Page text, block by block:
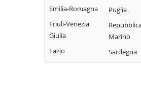
Bedulita
Berbenno
Bergamo
Fuipiano
Imagna
Gandellino
Gandino
Emilia-Romagna
Friuli-Venezia
Giulia
Lazio
Puglia
Marino
Sardegna